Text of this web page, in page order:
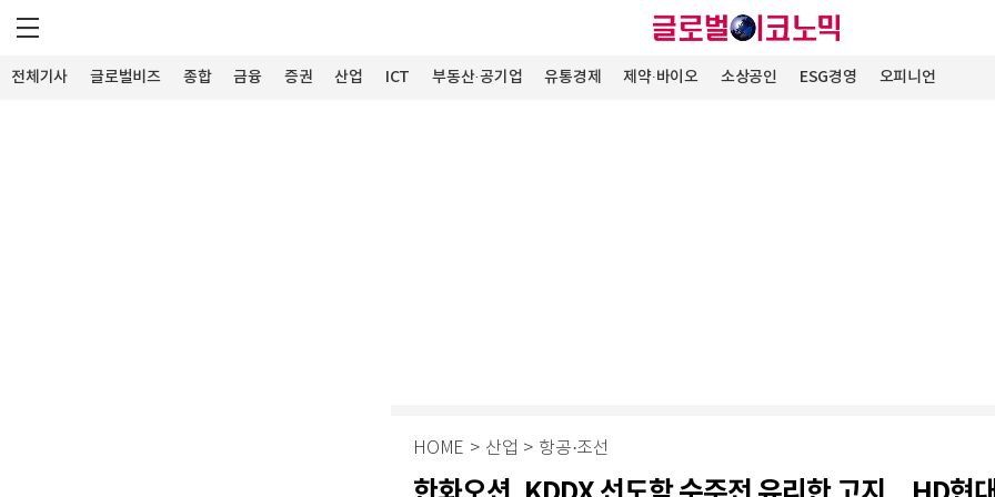
전체기사 글로벌비즈 종합 금융 증권 산업 ICT 부동산·공기업 유통경제 제약∙바이오 소상공인 ESG경영 오피니언
HOME > 산업 > 항공·조선